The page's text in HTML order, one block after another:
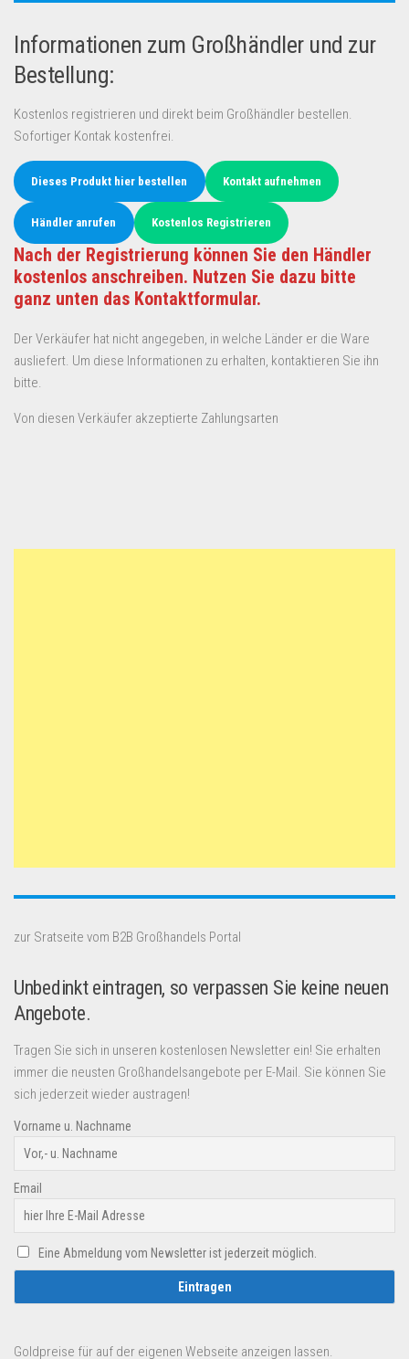
Informationen zum Großhändler und zur
Bestellung:
Kostenlos registrieren und direkt beim Großhändler bestellen.
Sofortiger Kontak kostenfrei.
Dieses Produkt hier bestellen Kontakt aufnehmen
Händler anrufen Kostenlos Registrieren
Nach der Registrierung können Sie den Händler
kostenlos anschreiben. Nutzen Sie dazu bitte
ganz unten das Kontaktformular.
Der Verkäufer hat nicht angegeben, in welche Länder er die Ware
ausliefert. Um diese Informationen zu erhalten, kontaktieren Sie ihn
bitte.
Von diesen Verkäufer akzeptierte Zahlungsarten
zur Sratseite vom B2B Großhandels Portal
Unbedinkt eintragen, so verpassen Sie keine neuen
Angebote.
Tragen Sie sich in unseren kostenlosen Newsletter ein! Sie erhalten
immer die neusten Großhandelsangebote per E-Mail. Sie können Sie
sich jederzeit wieder austragen!
Vorname u. Nachname
Email
Eine Abmeldung vom Newsletter ist jederzeit möglich.
Goldpreise für auf der eigenen Webseite anzeigen lassen.